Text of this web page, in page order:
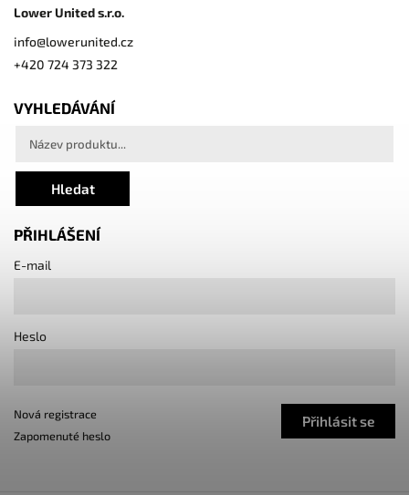
Lower United s.r.o.
info@lowerunited.cz
+420 724 373 322
VYHLEDÁVÁNÍ
Hledat
PŘIHLÁŠENÍ
E-mail
Heslo
Přihlásit se
Nová registrace
Zapomenuté heslo